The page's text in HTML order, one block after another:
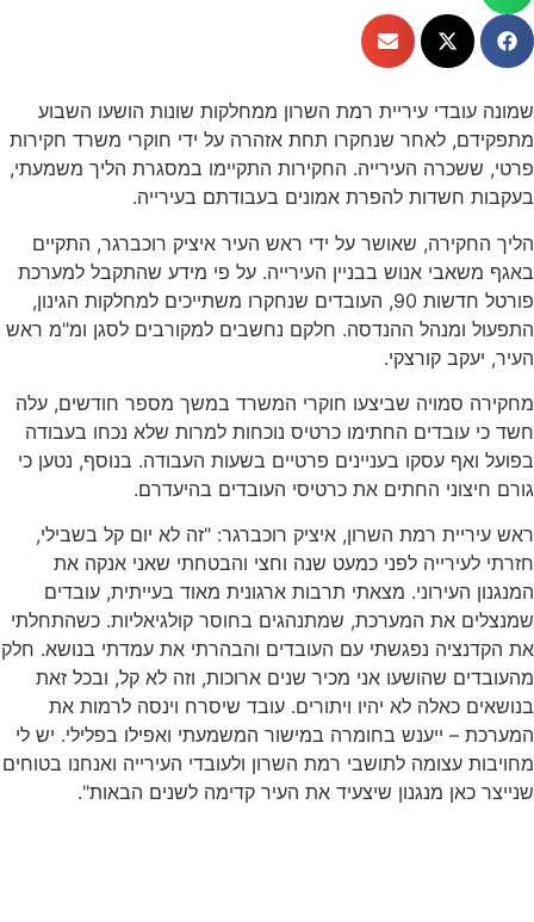
שמונה עובדי עיריית רמת השרון ממחלקות שונות הושעו השבוע
מתפקידם, לאחר שנחקרו תחת אזהרה על ידי חוקרי משרד חקירות
פרטי, ששכרה העירייה. החקירות התקיימו במסגרת הליך משמעתי,
בעקבות חשדות להפרת אמונים בעבודתם בעירייה.
הליך החקירה, שאושר על ידי ראש העיר איציק רוכברגר, התקיים
באגף משאבי אנוש בבניין העירייה. על פי מידע שהתקבל למערכת
פורטל חדשות 90, העובדים שנחקרו משתייכים למחלקות הגינון,
התפעול ומנהל ההנדסה. חלקם נחשבים למקורבים לסגן ומ"מ ראש
העיר, יעקב קורצקי.
מחקירה סמויה שביצעו חוקרי המשרד במשך מספר חודשים, עלה
חשד כי עובדים החתימו כרטיס נוכחות למרות שלא נכחו בעבודה
בפועל ואף עסקו בעניינים פרטיים בשעות העבודה. בנוסף, נטען כי
גורם חיצוני החתים את כרטיסי העובדים בהיעדרם.
ראש עיריית רמת השרון, איציק רוכברגר: "זה לא יום קל בשבילי,
חזרתי לעירייה לפני כמעט שנה וחצי והבטחתי שאני אנקה את
המנגנון העירוני. מצאתי תרבות ארגונית מאוד בעייתית, עובדים
שמנצלים את המערכת, שמתנהגים בחוסר קולגיאליות. כשהתחלתי
את הקדנציה נפגשתי עם העובדים והבהרתי את עמדתי בנושא. חלק
מהעובדים שהושעו אני מכיר שנים ארוכות, וזה לא קל, ובכל זאת
בנושאים כאלה לא יהיו ויתורים. עובד שיסרח וינסה לרמות את
המערכת – ייענש בחומרה במישור המשמעתי ואפילו בפלילי. יש לי
מחויבות עצומה לתושבי רמת השרון ולעובדי העירייה ואנחנו בטוחים
שנייצר כאן מנגנון שיצעיד את העיר קדימה לשנים הבאות".